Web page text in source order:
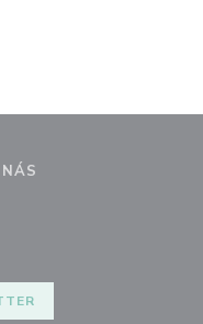
((otevře se v novém okně))